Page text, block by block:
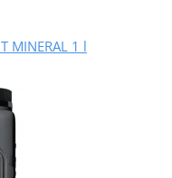
MINERAL 1 l